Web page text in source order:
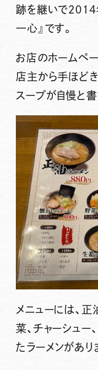
跡を継いで2014
一心』 です。
お店のホームペ
店主から手ほど
スープが自慢と書
メニューには、
菜、チャーシュー
たラーメンがあり